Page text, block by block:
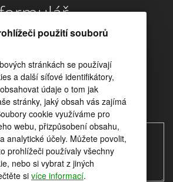
použití souborů
stránkách se používají
a další síťové identifikátory,
údaje o tom jak
stránky, jaký obsah vás zajímá
cookie využíváme pro
webu, přizpůsobení obsahu,
analytické účely. Můžete povolit,
prohlížeči používaly všechny
nebo si vybrat z jiných
sivíce informací.
napstat prostřednictvím tohoto